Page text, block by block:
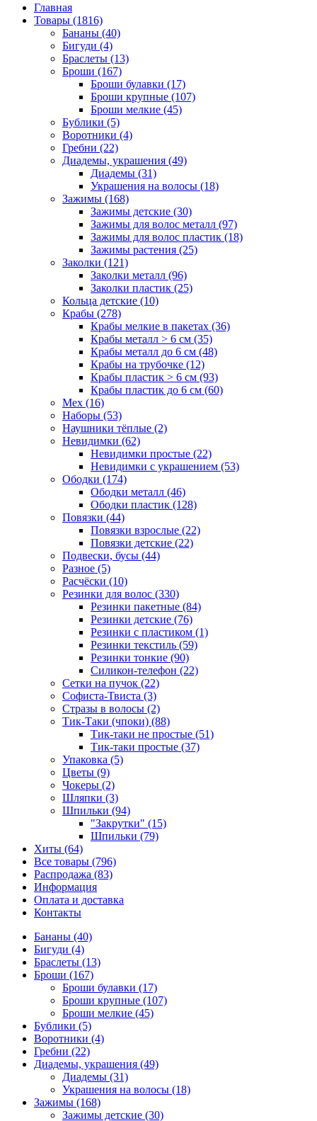
Главная
Товары (1816)
Бананы (40)
Бигуди (4)
Браслеты (13)
Броши (167)
Броши булавки (17)
Броши крупные (107)
Броши мелкие (45)
Бублики (5)
Воротники (4)
Гребни (22)
Диадемы, украшения (49)
Диадемы (31)
Украшения на волосы (18)
Зажимы (168)
Зажимы детские (30)
Зажимы для волос металл (97)
Зажимы для волос пластик (18)
Зажимы растения (25)
Заколки (121)
Заколки металл (96)
Заколки пластик (25)
Кольца детские (10)
Крабы (278)
Крабы мелкие в пакетах (36)
Крабы металл > 6 см (35)
Крабы металл до 6 см (48)
Крабы на трубочке (12)
Крабы пластик > 6 см (93)
Крабы пластик до 6 см (60)
Мех (16)
Наборы (53)
Наушники тёплые (2)
Невидимки (62)
Невидимки простые (22)
Невидимки с украшением (53)
Ободки (174)
Ободки металл (46)
Ободки пластик (128)
Повязки (44)
Повязки взрослые (22)
Повязки детские (22)
Подвески, бусы (44)
Разное (5)
Расчёски (10)
Резинки для волос (330)
Резинки пакетные (84)
Резинки детские (76)
Резинки с пластиком (1)
Резинки текстиль (59)
Резинки тонкие (90)
Силикон-телефон (22)
Сетки на пучок (22)
Софиста-Твиста (3)
Стразы в волосы (2)
Тик-Таки (чпоки) (88)
Тик-таки не простые (51)
Тик-таки простые (37)
Упаковка (5)
Цветы (9)
Чокеры (2)
Шляпки (3)
Шпильки (94)
"Закрутки" (15)
Шпильки (79)
Хиты (64)
Все товары (796)
Распродажа (83)
Информация
Оплата и доставка
Контакты
Бананы (40)
Бигуди (4)
Браслеты (13)
Броши (167)
Броши булавки (17)
Броши крупные (107)
Броши мелкие (45)
Бублики (5)
Воротники (4)
Гребни (22)
Диадемы, украшения (49)
Диадемы (31)
Украшения на волосы (18)
Зажимы (168)
Зажимы детские (30)